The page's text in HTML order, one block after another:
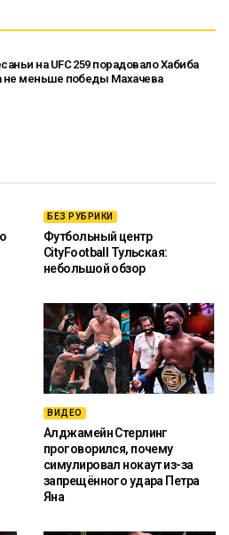
на UFC 259 порадовало Хабиба
не меньше победы Махачева
БЕЗ РУБРИКИ
Футбольный центр
CityFootball Тульская:
небольшой обзор
ВИДЕО
Алджамейн Стерлинг
проговорился, почему
симулировал нокаут из-за
запрещённого удара Петра
Яна